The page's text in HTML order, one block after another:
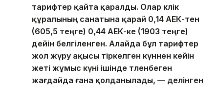
тарифтер қайта қаралды. Олар көлік
құралының санатына қарай 0,14 АЕК-тен
(605,5 теңге) 0,44 АЕК-ке (1903 теңге)
дейін белгіленген. Алайда бұл тарифтер
жол жүру ақысы тіркелген күннен кейін
жеті жұмыс күні ішінде төленбеген
жағдайда ғана қолданылады, — делінген